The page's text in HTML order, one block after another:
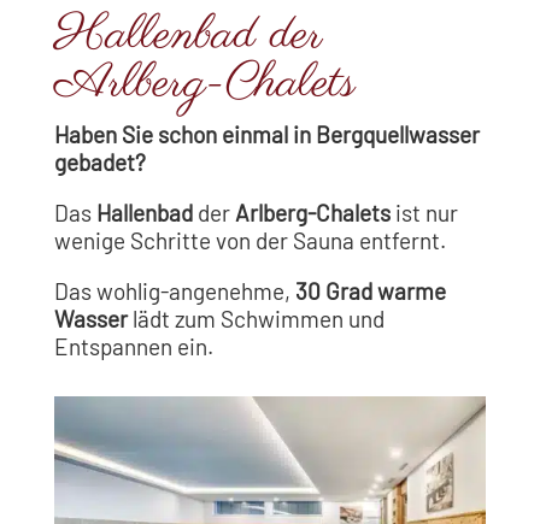
Hallenbad der
Arlberg-Chalets
Haben Sie schon einmal in Bergquellwasser
gebadet?
Das Hallenbadder Arlberg-Chaletsist nur
wenige Schritte von der Sauna entfernt.
Das wohlig-angenehme, 30 Grad warme
Wasserlädt zum Schwimmen und
Entspannen ein.